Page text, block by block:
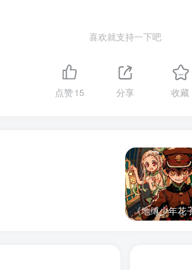
喜欢就支持一下吧
点赞15 分享 收藏